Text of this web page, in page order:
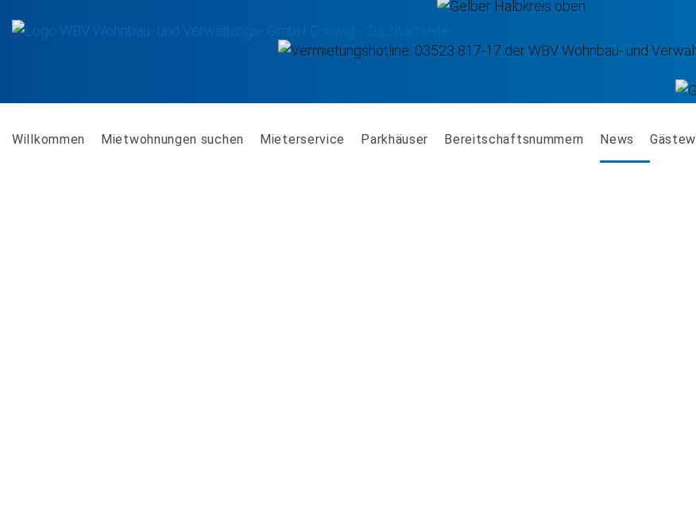
Willkommen Mietwohnungen suchen Mieterservice Parkhäuser Bereitschaftsnummern News